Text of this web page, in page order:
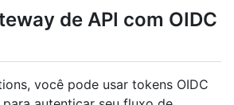
de API com OIDC
você pode usar tokens OIDC